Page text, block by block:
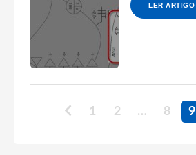
LER ARTIGO
1 2 … 8 9